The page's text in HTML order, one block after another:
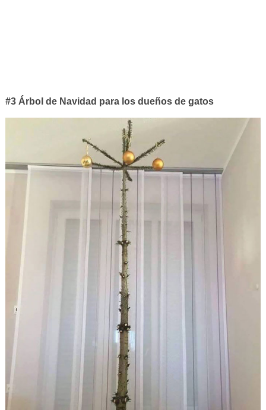
#3 Árbol de Navidad para los dueños de gatos